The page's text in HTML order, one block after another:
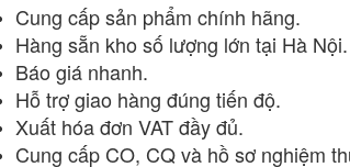
Cung cấp sản phẩm chính hãng.
Hàng sẵn kho số lượng lớn tại Hà Nội.
Báo giá nhanh.
Hỗ trợ giao hàng đúng tiến độ.
Xuất hóa đơn VAT đầy đủ.
Cung cấp CO, CQ và hồ sơ nghiệm